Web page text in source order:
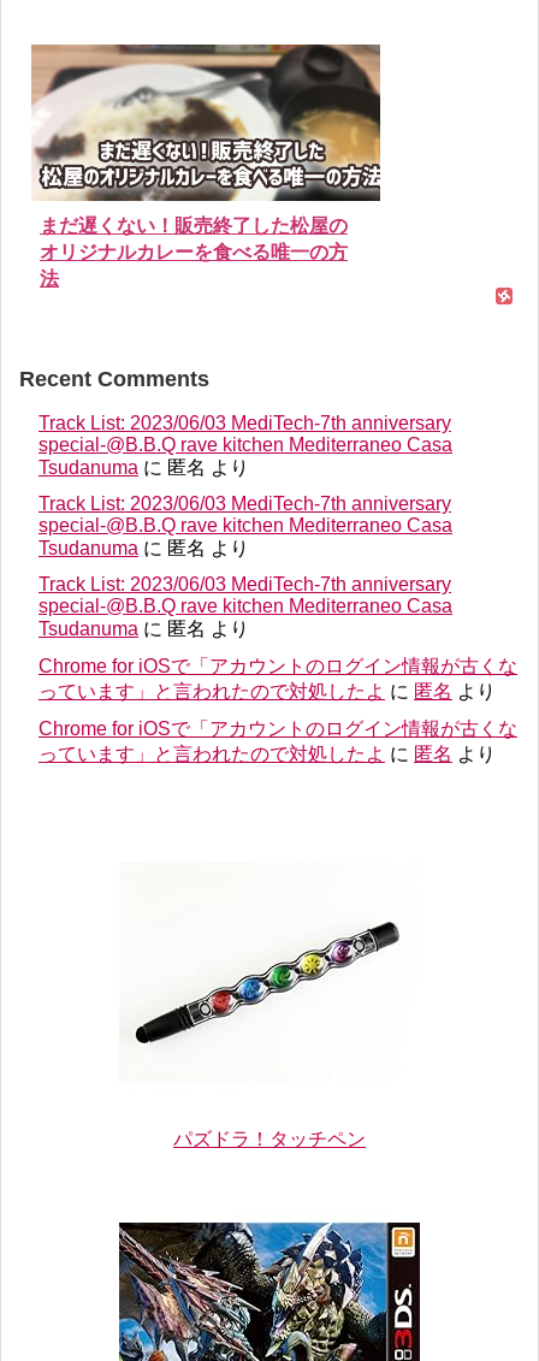
まだ遅くない！販売終了した松屋の
オリジナルカレーを食べる唯一の方
法
Recent Comments
Track List: 2023/06/03 MediTech-7th anniversary
special-@B.B.Q rave kitchen Mediterraneo Casa
Tsudanuma に 匿名 より
Track List: 2023/06/03 MediTech-7th anniversary
special-@B.B.Q rave kitchen Mediterraneo Casa
Tsudanuma に 匿名 より
Track List: 2023/06/03 MediTech-7th anniversary
special-@B.B.Q rave kitchen Mediterraneo Casa
Tsudanuma に 匿名 より
Chrome for iOSで「アカウントのログイン情報が古くな
っています」と言われたので対処したよ に 匿名 より
Chrome for iOSで「アカウントのログイン情報が古くな
っています」と言われたので対処したよ に 匿名 より
パズドラ！タッチペン